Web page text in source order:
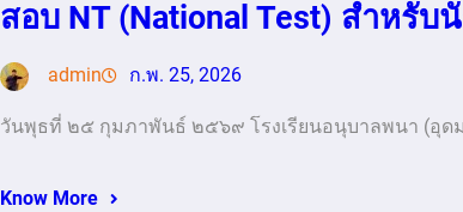
สอบ NT (National Test) สำหรั
admin ก.พ. 25, 2026
วันพุธที่ ๒๕ กุมภาพันธ์ ๒๕๖๙ โรงเรียนอนุบาลพนา (อุด
Know More